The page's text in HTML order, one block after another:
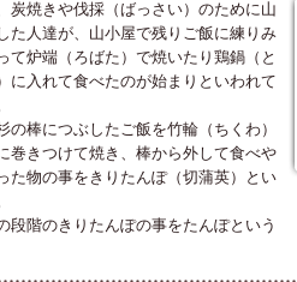
炭焼きや伐採（ばっさい）のために山
た人達が、山小屋で残りご飯に練りみ
て炉端（ろばた）で焼いたり鶏鍋（と
に入れて食べたのが始まりといわれて
の棒につぶしたご飯を竹輪（ちくわ）
巻きつけて焼き、棒から外して食べや
た物の事をきりたんぽ（切蒲英）とい
段階のきりたんぽの事をたんぽという